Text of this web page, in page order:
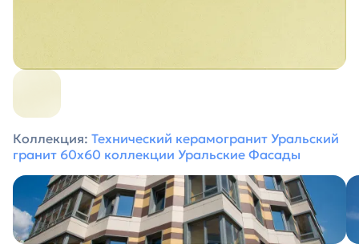
Коллекция: Технический керамогранит Уральский
гранит 60х60 коллекции Уральские Фасады